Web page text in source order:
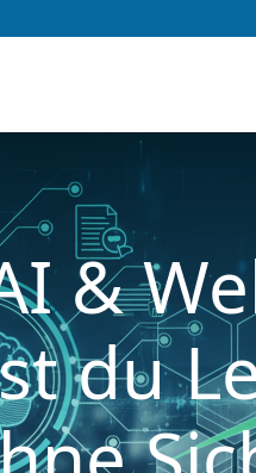
&
du